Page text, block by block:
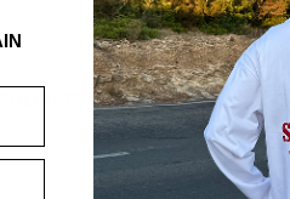
COMPLETA EL LOOK